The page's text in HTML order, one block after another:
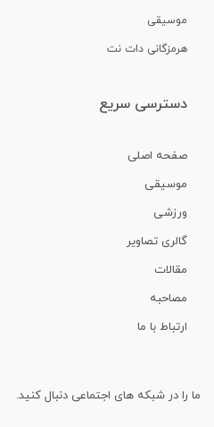
موسیقی
هرمزگانی دات نت
دسترسی سریع
صفحه اصلی
موسیقی
ورزشی
گالری تصاویر
مقالات
مصاحبه
ارتباط با ما
ما را در شبکه های اجتماعی دنبال کنید.